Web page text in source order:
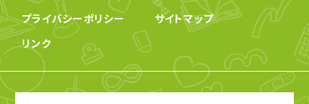
プライバシーポリシー
サイトマップ
リンク